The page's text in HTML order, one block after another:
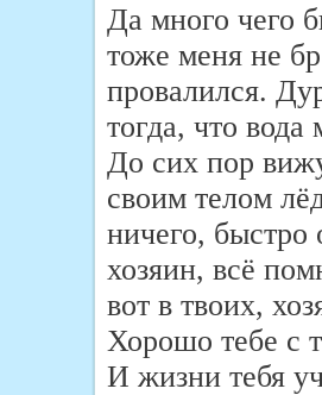
Да много чего
тоже меня не
провалился.
тогда, что
До сих пор
своим телом
ничего, быстро
хозяин, всё
вот в твоих,
Хорошо тебе с
И жизни тебя